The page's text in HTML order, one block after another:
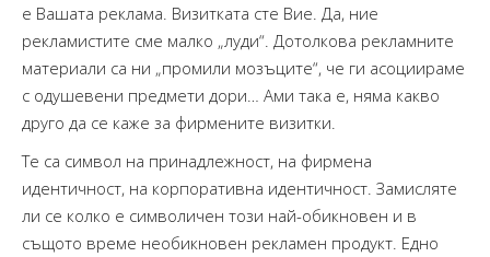
е Вашата реклама. Визитката сте Вие. Да, ние
рекламистите сме малко „луди“. Дотолкова рекламните
материали са ни „промили мозъците“, че ги асоциираме
с одушевени предмети дори… Ами така е, няма какво
друго да се каже за фирмените визитки.
Те са символ на принадлежност, на фирмена
идентичност, на корпоративна идентичност. Замисляте
ли се колко е символичен този най-обикновен и в
същото време необикновен рекламен продукт. Едно